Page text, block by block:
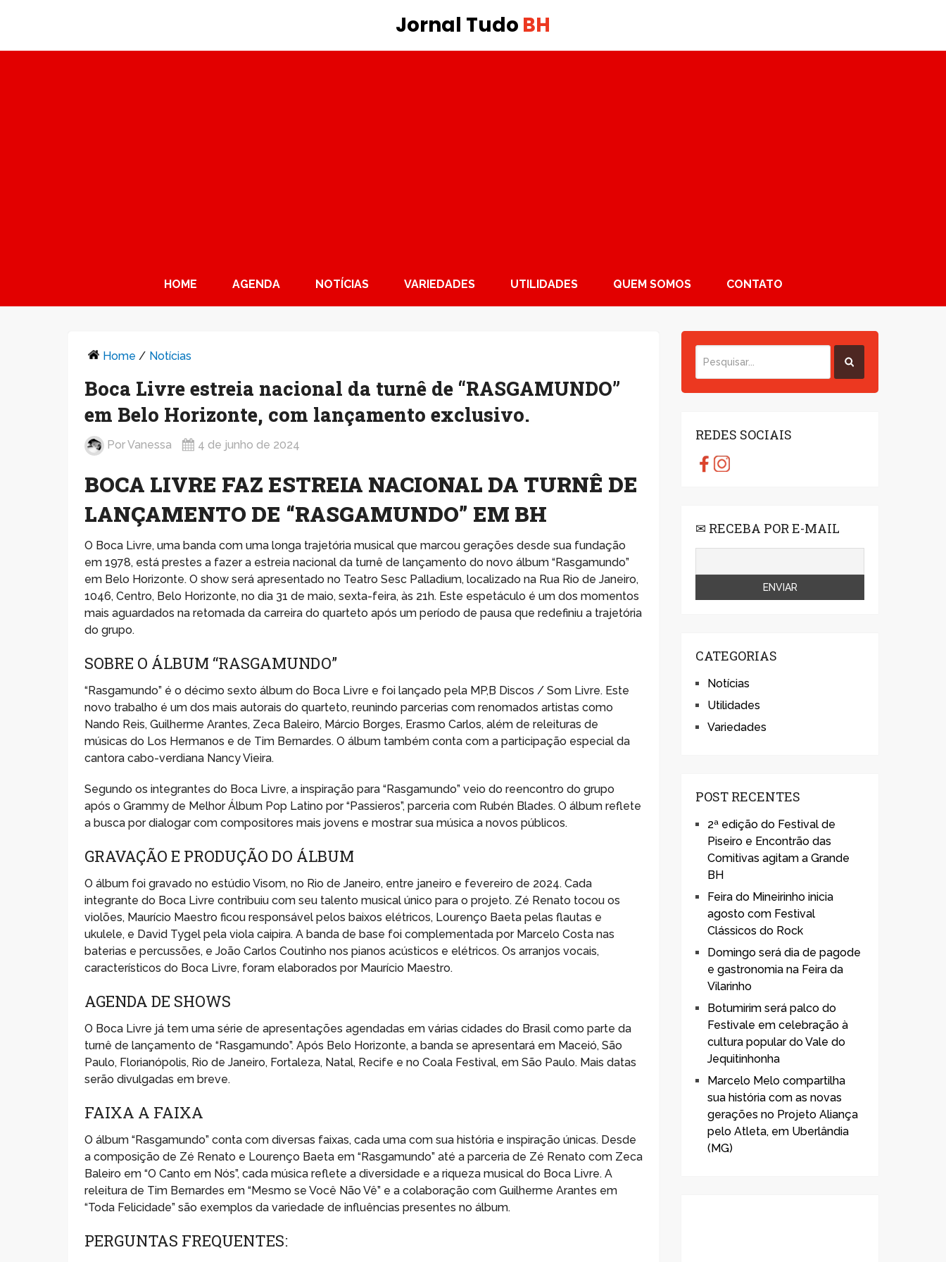
Jornal Tudo BH
HOME AGENDA NOTÍCIAS VARIEDADES UTILIDADES QUEM SOMOS CONTATO
Home / Notícias
Boca Livre estreia nacional da turnê de “RASGAMUNDO”
em Belo Horizonte, com lançamento exclusivo.
PorVanessa 4 de junho de 2024
BOCA LIVRE FAZ ESTREIA NACIONAL DA TURNÊ DE
LANÇAMENTO DE “RASGAMUNDO” EM BH
O Boca Livre, uma banda com uma longa trajetória musical que marcou gerações desde sua fundação
em 1978, está prestes a fazer a estreia nacional da turnê de lançamento do novo álbum “Rasgamundo”
em Belo Horizonte. O show será apresentado no Teatro Sesc Palladium, localizado na Rua Rio de Janeiro,
1046, Centro, Belo Horizonte, no dia 31 de maio, sexta-feira, às 21h. Este espetáculo é um dos momentos
mais aguardados na retomada da carreira do quarteto após um período de pausa que redefiniu a trajetória
do grupo.
SOBRE O ÁLBUM “RASGAMUNDO”
“Rasgamundo” é o décimo sexto álbum do Boca Livre e foi lançado pela MP,B Discos / Som Livre. Este
novo trabalho é um dos mais autorais do quarteto, reunindo parcerias com renomados artistas como
Nando Reis, Guilherme Arantes, Zeca Baleiro, Márcio Borges, Erasmo Carlos, além de releituras de
músicas do Los Hermanos e de Tim Bernardes. O álbum também conta com a participação especial da
cantora cabo-verdiana Nancy Vieira.
Segundo os integrantes do Boca Livre, a inspiração para “Rasgamundo” veio do reencontro do grupo
após o Grammy de Melhor Álbum Pop Latino por “Passieros”, parceria com Rubén Blades. O álbum reflete
a busca por dialogar com compositores mais jovens e mostrar sua música a novos públicos.
GRAVAÇÃO E PRODUÇÃO DO ÁLBUM
O álbum foi gravado no estúdio Visom, no Rio de Janeiro, entre janeiro e fevereiro de 2024. Cada
integrante do Boca Livre contribuiu com seu talento musical único para o projeto. Zé Renato tocou os
violões, Maurício Maestro ficou responsável pelos baixos elétricos, Lourenço Baeta pelas flautas e
ukulele, e David Tygel pela viola caipira. A banda de base foi complementada por Marcelo Costa nas
baterias e percussões, e João Carlos Coutinho nos pianos acústicos e elétricos. Os arranjos vocais,
característicos do Boca Livre, foram elaborados por Maurício Maestro.
AGENDA DE SHOWS
O Boca Livre já tem uma série de apresentações agendadas em várias cidades do Brasil como parte da
turnê de lançamento de “Rasgamundo”. Após Belo Horizonte, a banda se apresentará em Maceió, São
Paulo, Florianópolis, Rio de Janeiro, Fortaleza, Natal, Recife e no Coala Festival, em São Paulo. Mais datas
serão divulgadas em breve.
FAIXA A FAIXA
O álbum “Rasgamundo” conta com diversas faixas, cada uma com sua história e inspiração únicas. Desde
a composição de Zé Renato e Lourenço Baeta em “Rasgamundo” até a parceria de Zé Renato com Zeca
Baleiro em “O Canto em Nós”, cada música reflete a diversidade e a riqueza musical do Boca Livre. A
releitura de Tim Bernardes em “Mesmo se Você Não Vê” e a colaboração com Guilherme Arantes em
“Toda Felicidade” são exemplos da variedade de influências presentes no álbum.
PERGUNTAS FREQUENTES:
REDES SOCIAIS
✉ RECEBA POR E-MAIL
CATEGORIAS
Notícias
Utilidades
Variedades
POST RECENTES
2ª edição do Festival de
Piseiro e Encontrão das
Comitivas agitam a Grande
BH
Feira do Mineirinho inicia
agosto com Festival
Clássicos do Rock
Domingo será dia de pagode
e gastronomia na Feira da
Vilarinho
Botumirim será palco do
Festivale em celebração à
cultura popular do Vale do
Jequitinhonha
Marcelo Melo compartilha
sua história com as novas
gerações no Projeto Aliança
pelo Atleta, em Uberlândia
(MG)